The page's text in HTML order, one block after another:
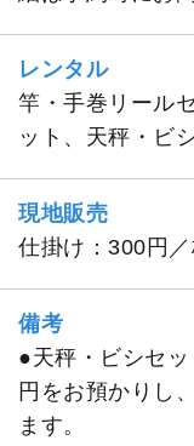
レンタル
竿・手巻リール
ット、天秤・ビ
現地販売
仕掛け：300円
備考
●天秤・ビシセ
円をお預かりし
ます。